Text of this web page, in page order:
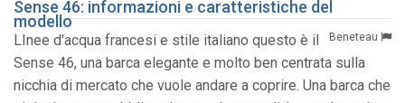
Sense 46: informazioni e caratteristiche del
modello
Beneteau
LInee d'acqua francesi e stile italiano questo è il
Sense 46, una barca elegante e molto ben centrata sulla
nicchia di mercato che vuole andare a coprire. Una barca che